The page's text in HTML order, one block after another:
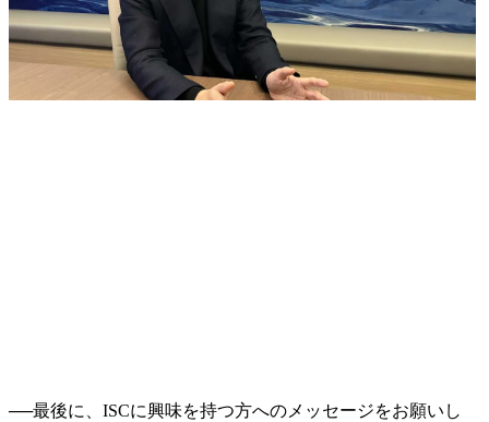
──最後に、ISCに興味を持つ方へのメッセージをお願いし